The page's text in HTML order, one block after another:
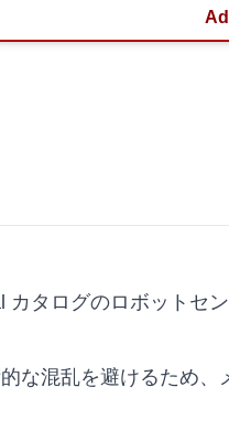
カタログのロボットセ
な混乱を避けるため、